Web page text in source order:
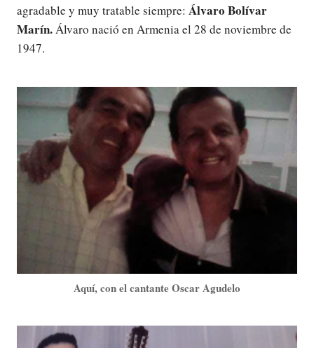
agradable y muy tratable siempre: Álvaro Bolívar
Marín.Álvaro nació en Armenia el 28 de noviembre de
1947.
Aquí, con el cantante Oscar Agudelo